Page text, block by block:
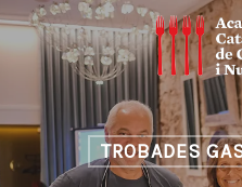
TROBADES